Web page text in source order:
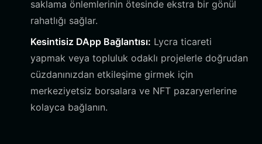
saklama önlemlerinin ötesinde ekstra bir gönül
rahatlığı sağlar.
Kesintisiz DApp Bağlantısı: Lycra ticareti
yapmak veya topluluk odaklı projelerle doğrudan
cüzdanınızdan etkileşime girmek için
merkeziyetsiz borsalara ve NFT pazaryerlerine
kolayca bağlanın.